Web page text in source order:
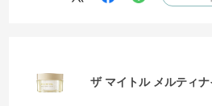
ザ マイトル メルティ